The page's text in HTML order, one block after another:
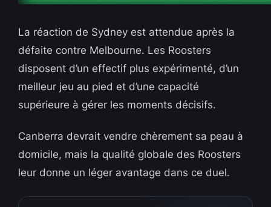
La réaction de Sydney est attendue après la
défaite contre Melbourne. Les Roosters
disposent d’un effectif plus expérimenté, d’un
meilleur jeu au pied et d’une capacité
supérieure à gérer les moments décisifs.
Canberra devrait vendre chèrement sa peau à
domicile, mais la qualité globale des Roosters
leur donne un léger avantage dans ce duel.